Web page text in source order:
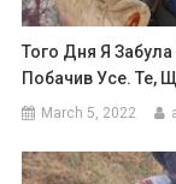
Того Дня Я Забула
Побачив Усе. Те,
March 5, 2022